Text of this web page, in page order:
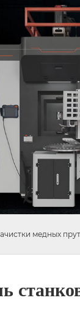
медных